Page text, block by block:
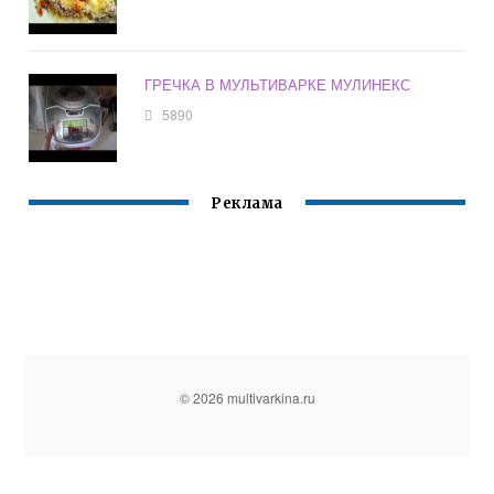
ГРЕЧКА В МУЛЬТИВАРКЕ МУЛИНЕКС
5890
Реклама
© 2026 multivarkina.ru